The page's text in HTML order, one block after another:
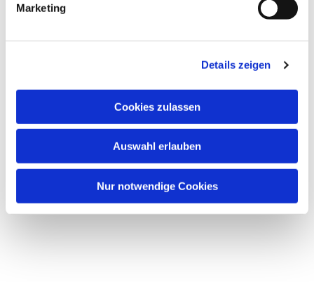
Marketing
Details zeigen
Cookies zulassen
Auswahl erlauben
Nur notwendige Cookies